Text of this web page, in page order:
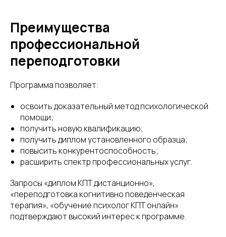
Преимущества
профессиональной
переподготовки
Программа позволяет:
освоить доказательный метод психологической
помощи;
получить новую квалификацию;
получить диплом установленного образца;
повысить конкурентоспособность;
расширить спектр профессиональных услуг.
Запросы «диплом КПТ дистанционно»,
«переподготовка когнитивно поведенческая
терапия», «обучение психолог КПТ онлайн»
подтверждают высокий интерес к программе.